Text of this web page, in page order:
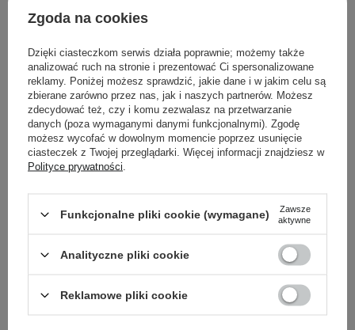
sproszkowane ciało stałe
kolor piaskowy
Powrót do Cosipedii
Pokaż więcej wpisów z Maj 2022
Pielęgnacyjne checklisty, eksperckie porady,
beauty nowości - prosto na maila!
Zgoda na cookies
Dzięki ciasteczkom serwis działa poprawnie; możemy także
analizować ruch na stronie i prezentować Ci spersonalizowane
reklamy. Poniżej możesz sprawdzić, jakie dane i w jakim celu są
zbierane zarówno przez nas, jak i naszych partnerów. Możesz
zdecydować też, czy i komu zezwalasz na przetwarzanie
danych (poza wymaganymi danymi funkcjonalnymi). Zgodę
możesz wycofać w dowolnym momencie poprzez usunięcie
ciasteczek z Twojej przeglądarki. Więcej informacji znajdziesz w
Polityce prywatności
Funkcjonalne pliki cookie (wymagane)
Zawsze
aktywne
Analityczne pliki cookie
Reklamowe pliki cookie